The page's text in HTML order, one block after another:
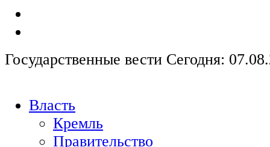
Государственные вести Сегодня:
Власть
Кремль
Правительство